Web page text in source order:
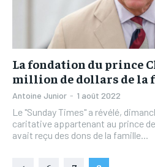
La fondation du prince
million de dollars de la
Antoine Junior - 1 août 2022
Le "Sunday Times" a révélé,
caritative appartenant au prince
avait reçu des dons de la famille...